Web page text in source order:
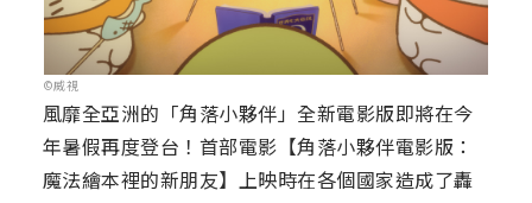
©威視
風靡全亞洲的「角落小夥伴」全新電影版即將在今
年暑假再度登台！首部電影【角落小夥伴電影版：
魔法繪本裡的新朋友】上映時在各個國家造成了轟